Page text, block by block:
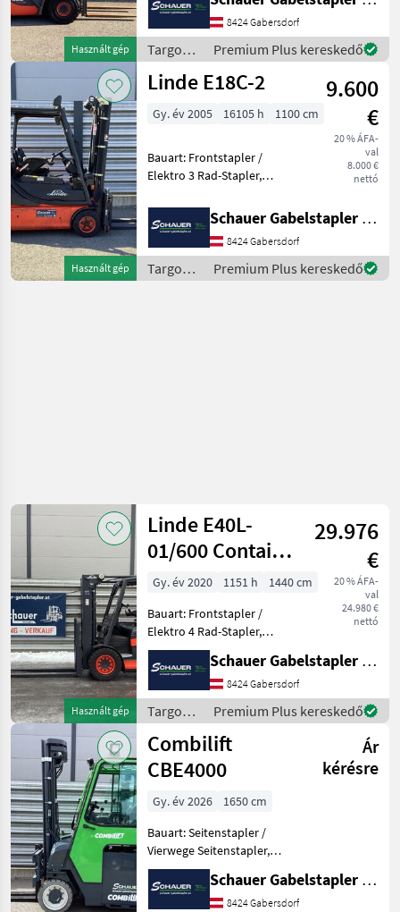
Használt gép
Bauhöhe: 2350mm,
Freihub: 1500mm,
Gabellänge: 1100mm,
Batterie: Starter 12V ,
Bereifung vor
8424 Gabersdorf
Targoncák
és
raktártechnika
Premium Plus kereskedő
Használt gép
Linde E18C-2
9.600
€
20 % ÁFA-
val
8.000 €
nettó
Gy. év 2005 16105 h 1100 cm
Bauart: Frontstapler /
Elektro 3 Rad-Stapler,
4770mm, Bauhöhe:
1950mm, Freihub: 1760mm,
Batterie: NorthBatt PzS Bj.
2025 48V 625Ah Zustan
Schauer Gabelstapler GmbH
8424 Gabersdorf
Targoncák
és
Premium Plus kereskedő
Használt gép
Linde E40L-
01/600 Container
Version
29.976
€
20 % ÁFA-
val
24.980 €
nettó
Gy. év 2020 1151 h
1440 cm
Bauart: Frontstapler /
Elektro 4 Rad-Stapler,
Tragkraft: 4000kg, Hubhöhe:
4225mm, Bauhöhe:
Gabellänge: 1500mm,
Batterie: CEIL Battery
System
Schauer Gabelstapler GmbH
8424 Gabersdorf
Targoncák
és
raktártechnika
/ Linde
Premium Plus kereskedő
Combilift
CBE4000
Ár
kérésre
Gy. év 2026
1650 cm
Bauart: Seitenstapler /
Vierwege Seitenstapler,
Tragkraft: 4000kg, Hubhöhe:
6000mm, Bauhöhe:
Schauer Gabelstapler GmbH
8424 Gabersdorf